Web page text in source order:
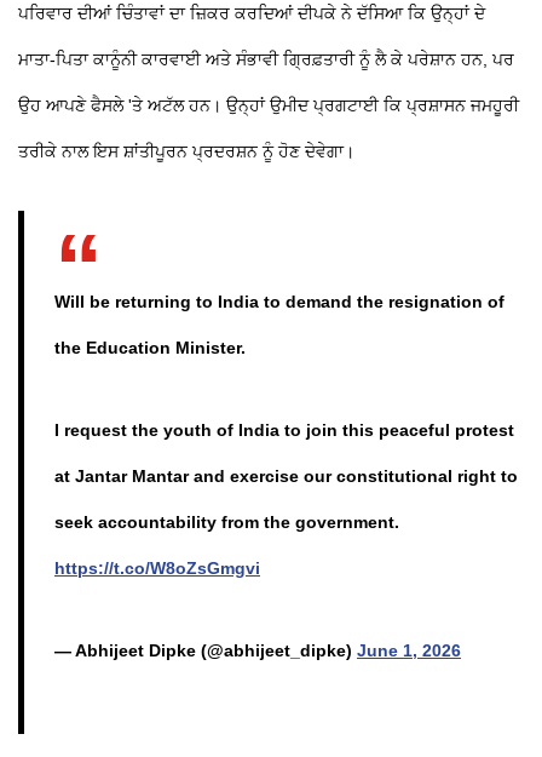
ਪਰਿਵਾਰ ਦੀਆਂ ਚਿੰਤਾਵਾਂ ਦਾ ਜ਼ਿਕਰ ਕਰਦਿਆਂ ਦੀਪਕੇ ਨੇ ਦੱਸਿਆ ਕਿ ਉਨ੍ਹਾਂ ਦੇ
ਮਾਤਾ-ਪਿਤਾ ਕਾਨੂੰਨੀ ਕਾਰਵਾਈ ਅਤੇ ਸੰਭਾਵੀ ਗ੍ਰਿਫ਼ਤਾਰੀ ਨੂੰ ਲੈ ਕੇ ਪਰੇਸ਼ਾਨ ਹਨ, ਪਰ
ਉਹ ਆਪਣੇ ਫੈਸਲੇ 'ਤੇ ਅਟੱਲ ਹਨ। ਉਨ੍ਹਾਂ ਉਮੀਦ ਪ੍ਰਗਟਾਈ ਕਿ ਪ੍ਰਸ਼ਾਸਨ ਜਮਹੂਰੀ
ਤਰੀਕੇ ਨਾਲ ਇਸ ਸ਼ਾਂਤੀਪੂਰਨ ਪ੍ਰਦਰਸ਼ਨ ਨੂੰ ਹੋਣ ਦੇਵੇਗਾ।
Will be returning to India to demand the resignation of
the Education Minister.
I request the youth of India to join this peaceful protest
at Jantar Mantar and exercise our constitutional right to
seek accountability from the government.
https://t.co/W8oZsGmgvi
— Abhijeet Dipke (@abhijeet_dipke) June 1, 2026